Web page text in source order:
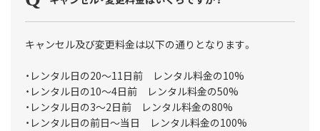
キャンセル及び変更料金は以下の通りとなります。
・レンタル日の20〜11日前 レンタル料金の10%
・レンタル日の10〜4日前 レンタル料金の50%
・レンタル日の3〜2日前 レンタル料金の80%
・レンタル日の前日〜当日 レンタル料金の100%